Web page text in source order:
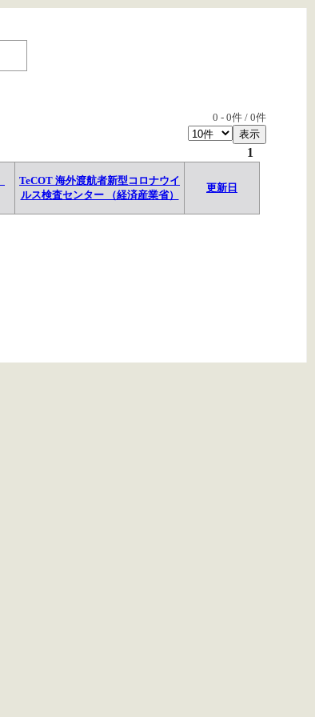
0 - 0件 / 0件
1
TeCOT 海外渡航者新型コロナウイ
ルス検査センター （経済産業省）
更新日